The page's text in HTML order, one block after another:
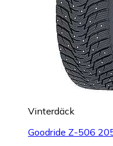
Vinterdäck
Goodride Z-506